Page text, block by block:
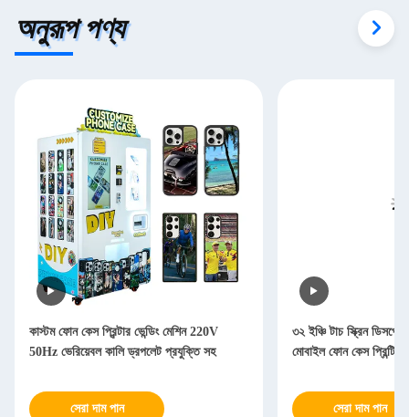
অনুরূপ পণ্য
কাস্টম ফোন কেস প্রিন্টার ভেন্ডিং মেশিন 220V
50Hz ভেরিয়েবল কালি ড্রপলেট প্রযুক্তি সহ
সেরা দাম পান
৩২ ইঞ্চি টাচ স্ক্রিন
মোবাইল ফোন কেস প্রিন্টিং
সেরা দাম পান